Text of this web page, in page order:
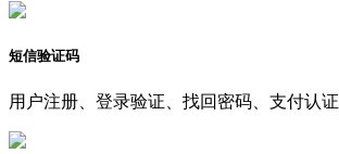
短信验证码
用户注册、登录验证、找回密码、支付认证